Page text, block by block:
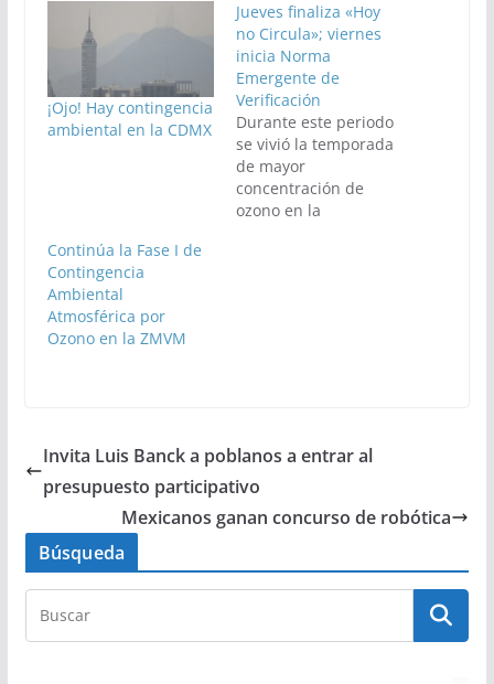
¡Ojo! Hay contingencia
ambiental en la CDMX
Jueves finaliza «Hoy
no Circula»; viernes
inicia Norma
Emergente de
Verificación
Durante este periodo
se vivió la temporada
de mayor
concentración de
ozono en la
Continúa la Fase I de
Contingencia
Ambiental
Atmosférica por
Ozono en la ZMVM
Invita Luis Banck a poblanos a entrar al
presupuesto participativo
Mexicanos ganan concurso de robótica
Búsqueda